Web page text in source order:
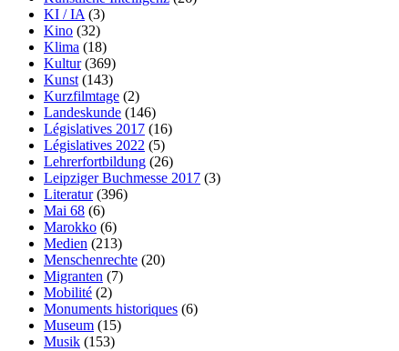
KI / IA (3)
Kino (32)
Klima (18)
Kultur(369)
Kunst (143)
Kurzfilmtage (2)
Landeskunde (146)
Législatives 2017 (16)
Législatives 2022 (5)
Lehrerfortbildung (26)
Leipziger Buchmesse 2017 (3)
Literatur(396)
Mai 68 (6)
Marokko (6)
Medien (213)
Menschenrechte (20)
Migranten (7)
Mobilité (2)
Monuments historiques (6)
Museum (15)
Musik (153)